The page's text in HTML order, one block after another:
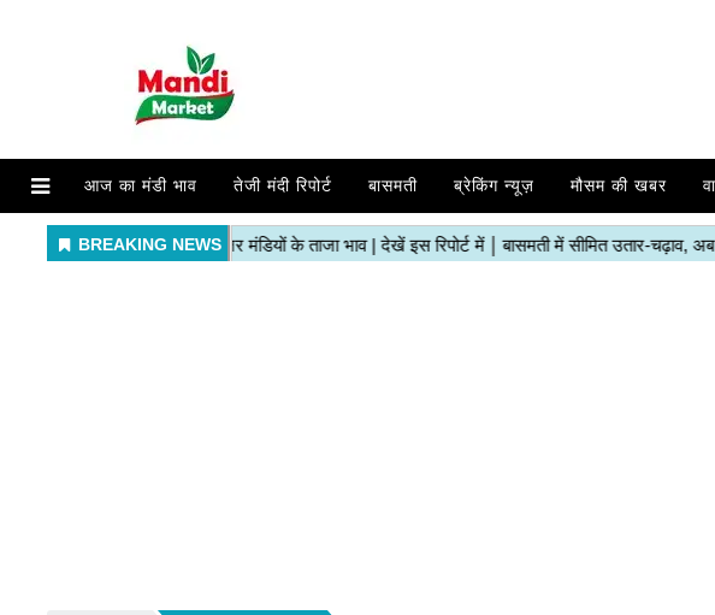
आज का मंडी भाव तेजी मंदी रिपोर्ट बासमती ब्रेकिंग न्यूज़ मौसम की खबर